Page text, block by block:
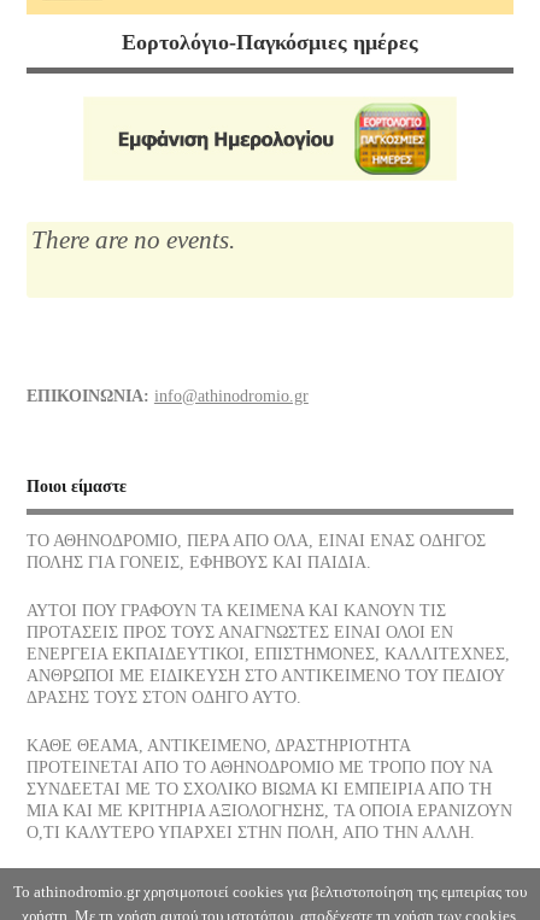
17/07/2026
Διάφορα τρόφιμα και οι θερμίδες τους, άρθρο 2ο. Πώς να τις
κάψουμε!
Μαρία Κάλλας, η αιώνια: οι ωραιότερες άριες
07/07/2026
Οι νεώσοικοι του Πειραιά, ένα σοβαρό στήριγμα της αρχαίας
03/07/2026
Το παγωτό, η λιχουδιά του Καλοκαιριού ποια είναι η διατροφική
του αξία
Αφυδάτωση
29/06/2026
Η Θάλασσα, Κλωντ Ντεμπυσσύ
Εορτολόγιο-Παγκόσμιες ημέρες
There are no events.
ΕΠΙΚΟΙΝΩΝΙΑ: info@athinodromio.gr
Ποιοι είμαστε
ΤΟ ΑΘΗΝΟΔΡΟΜΙΟ, ΠΕΡΑ ΑΠΟ ΟΛΑ, ΕΙΝΑΙ ΕΝΑΣ ΟΔΗΓΟΣ
ΠΟΛΗΣ ΓΙΑ ΓΟΝΕΙΣ, ΕΦΗΒΟΥΣ ΚΑΙ ΠΑΙΔΙΑ.
ΑΥΤΟΙ ΠΟΥ ΓΡΑΦΟΥΝ ΤΑ ΚΕΙΜΕΝΑ ΚΑΙ ΚΑΝΟΥΝ ΤΙΣ
ΠΡΟΤΑΣΕΙΣ ΠΡΟΣ ΤΟΥΣ ΑΝΑΓΝΩΣΤΕΣ ΕΙΝΑΙ ΟΛΟΙ ΕΝ
ΕΝΕΡΓΕΙΑ ΕΚΠΑΙΔΕΥΤΙΚΟΙ, ΕΠΙΣΤΗΜΟΝΕΣ, ΚΑΛΛΙΤΕΧΝΕΣ,
ΑΝΘΡΩΠΟΙ ΜΕ ΕΙΔΙΚΕΥΣΗ ΣΤΟ ΑΝΤΙΚΕΙΜΕΝΟ ΤΟΥ ΠΕΔΙΟΥ
ΔΡΑΣΗΣ ΤΟΥΣ ΣΤΟΝ ΟΔΗΓΟ ΑΥΤΟ.
ΚΑΘΕ ΘΕΑΜΑ, ΑΝΤΙΚΕΙΜΕΝΟ, ΔΡΑΣΤΗΡΙΟΤΗΤΑ
ΠΡΟΤΕΙΝΕΤΑΙ ΑΠΟ ΤΟ ΑΘΗΝΟΔΡΟΜΙΟ ΜΕ ΤΡΟΠΟ ΠΟΥ ΝΑ
ΣΥΝΔΕΕΤΑΙ ΜΕ ΤΟ ΣΧΟΛΙΚΟ ΒΙΩΜΑ ΚΙ ΕΜΠΕΙΡΙΑ ΑΠΟ ΤΗ
ΜΙΑ ΚΑΙ ΜΕ ΚΡΙΤΗΡΙΑ ΑΞΙΟΛΟΓΗΣΗΣ, ΤΑ ΟΠΟΙΑ ΕΡΑΝΙΖΟΥΝ
Ο,ΤΙ ΚΑΛΥΤΕΡΟ ΥΠΑΡΧΕΙ ΣΤΗΝ ΠΟΛΗ, ΑΠΟ ΤΗΝ ΑΛΛΗ.
Το athinodromio.gr χρησιμοποιεί cookies για βελτιστοποίηση της εμπειρίας του
χρήστη. Με τη χρήση αυτού του ιστοτόπου, αποδέχεστε τη χρήση των cookies.